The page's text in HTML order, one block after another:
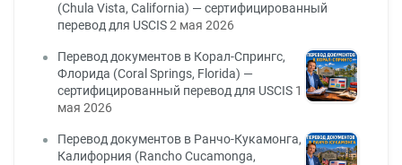
(Chula Vista, California) — сертифицированный
перевод для USCIS2 мая 2026
Перевод документов в Корал-Спрингс,
Флорида (Coral Springs, Florida) —
сертифицированный перевод для USCIS 1
мая 2026
Перевод документов в Ранчо-Кукамонга,
Калифорния (Rancho Cucamonga,